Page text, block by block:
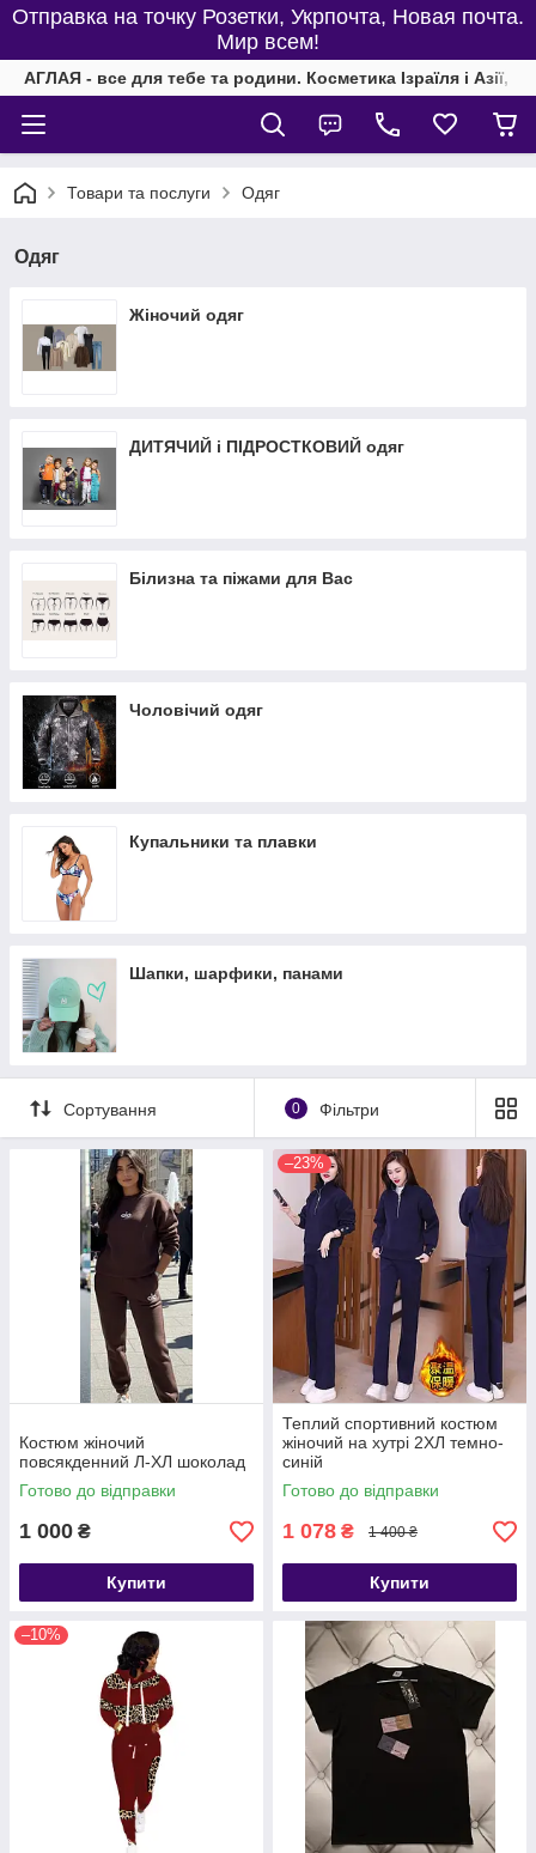
Отправка на точку Розетки, Укрпочта, Новая почта.
Мир всем!
АГЛАЯ - все для тебе та родини. Косметика Ізраїля і Азії,
Товари та послуги Одяг
Одяг
Жіночий одяг
ДИТЯЧИЙ і ПІДРОСТКОВИЙ одяг
Білизна та піжами для Вас
Чоловічий одяг
Купальники та плавки
Шапки, шарфики, панами
Сортування 0 Фільтри
Костюм жіночий
повсякденний Л-ХЛ шоколад
Готово до відправки
1 000 ₴
Купити
–23%
Теплий спортивний костюм
жіночий на хутрі 2ХЛ темно-
синій
Готово до відправки
1 078 ₴ 1 400 ₴
Купити
–10%